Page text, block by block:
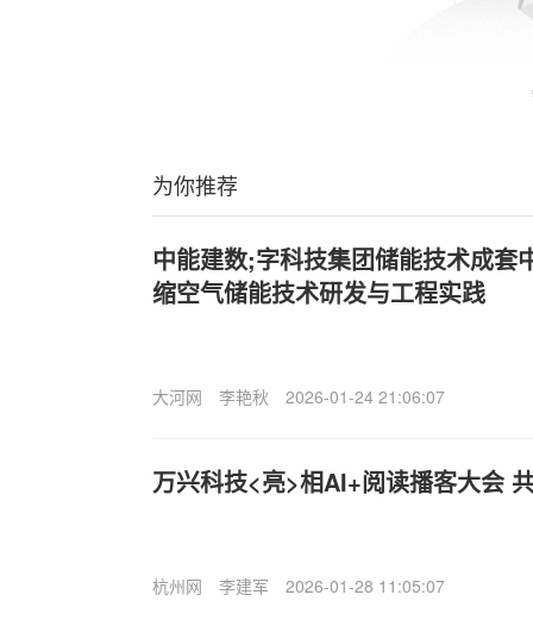
为你推荐
中能建数;字科技集团储能技术成套
缩空气储能技术研发与工程实践
大河网 李艳秋 2026-01-24 21:06:07
万兴科技<亮>相AI+阅读播客大会
杭州网 李建军 2026-01-28 11:05:07